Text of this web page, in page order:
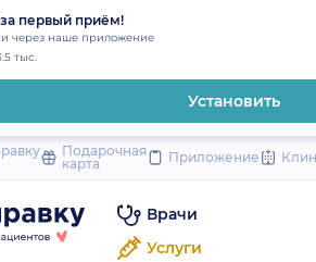
первый приём!
через наше приложение
тыс.
Установить
Закрыть
Подарочная
карта
Приложение
Врачи
Услуги